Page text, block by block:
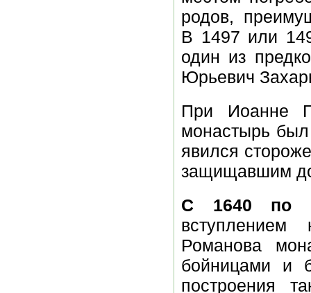
родов,
В 1497 или
один из
Юрьевич
При Иоанне
монастырь
явился
защищавшим
С 1640 по
Романова
бойницами и
построения